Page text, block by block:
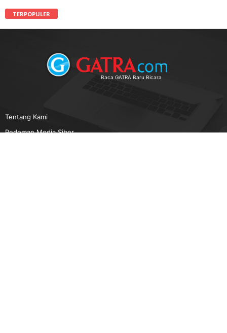
TERPOPULER
Baca GATRA Baru Bicara
Tentang Kami
Pedoman Media Siber